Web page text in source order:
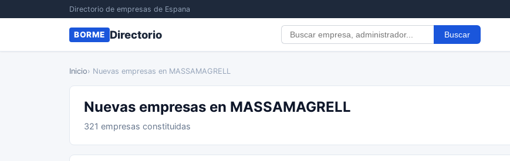
Directorio de empresas de Espana
BORME Directorio Buscar
Inicio› Nuevas empresas en MASSAMAGRELL
Nuevas empresas en MASSAMAGRELL
321 empresas constituidas